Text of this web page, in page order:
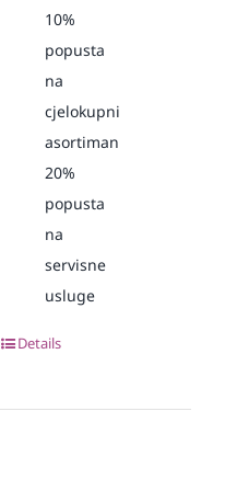
10%
popusta
na
cjelokupni
asortiman
20%
popusta
na
servisne
usluge
Details